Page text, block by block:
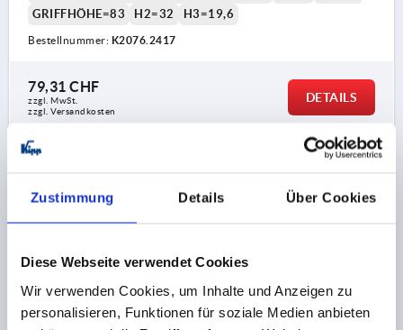
Zustimmung Details Über Cookies
Diese Webseite verwendet Cookies
Wir verwenden Cookies, um Inhalte und Anzeigen zu
personalisieren, Funktionen für soziale Medien anbieten
GRIFFHÖHE=83
H2=32 H3=19,6
Bestellnummer: K2076.2417
79,31 CHF
zzgl. MwSt.
zzgl. Versandkosten
DETAILS
HANDKURBEL ÄHNLICH DIN469 INNENVIERKANT,